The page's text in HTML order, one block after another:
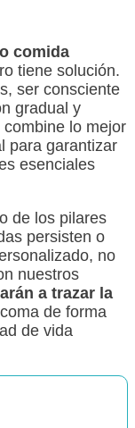
comida
tiene solución.
ser consciente
gradual y
lo mejor
para garantizar
esenciales
de los pilares
persisten o
no
nuestros
a trazar la
de forma
de vida